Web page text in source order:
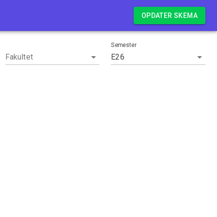
OPDATER SKEMA
Fakultet E26
Semester